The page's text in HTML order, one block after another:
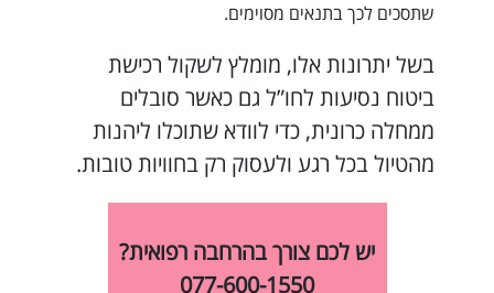
שתסכים לכך בתנאים מסוימים.
בשל יתרונות אלו, מומלץ לשקול רכישת
ביטוח נסיעות לחו”ל גם כאשר סובלים
ממחלה כרונית, כדי לוודא שתוכלו ליהנות
מהטיול בכל רגע ולעסוק רק בחוויות טובות.
יש לכם צורך בהרחבה רפואית?
077-600-1550